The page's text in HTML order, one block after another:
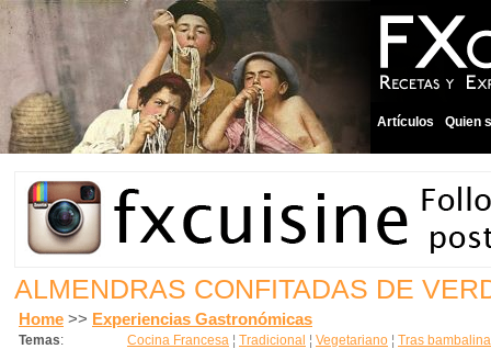
Artículos Quien
ALMENDRAS CONFITADAS DE
Home >> Experiencias Gastronómicas
Temas: Cocina Francesa ¦ Tradicional ¦ Vegetariano ¦ Tras